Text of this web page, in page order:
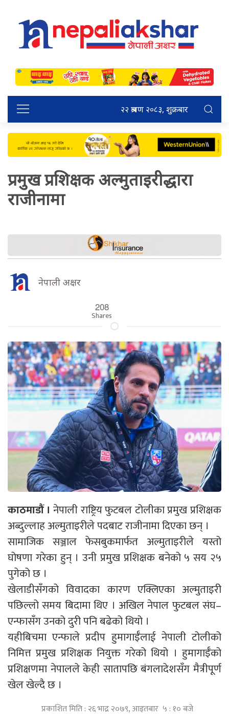
२२ श्रावण २०८३, शुक्रबार
प्रमुख प्रशिक्षक अल्मुताइरीद्धारा
राजीनामा
नेपाली अक्षर
208
Shares
काठमाडौं ।नेपाली राष्ट्रिय फुटबल टोलीका प्रमुख प्रशिक्षक
अब्दुल्लाह अल्मुताइरीले पदबाट राजीनामा दिएका छन् ।
सामाजिक सञ्जाल फेसबुकमार्फत अल्मुताइरीले यस्तो
घोषणा गरेका हुन् । उनी प्रमुख प्रशिक्षक बनेको ५ सय २५
पुगेको छ ।
खेलाडीसँगको विवादका कारण एक्लिएका अल्मुताइरी
पछिल्लो समय बिदामा थिए । अखिल नेपाल फुटबल संघ–
एन्फासँग उनको दुरी पनि बढेको थियो ।
यहीबिचमा एन्फाले प्रदीप हुमागाईँलाई नेपाली टोलीको
निमित्त प्रमुख प्रशिक्षक नियुक्त गरेको थियो । हुमागाईँको
प्रशिक्षणमा नेपालले केही सातापछि बंगलादेशसँग मैत्रीपूर्ण
खेल खेल्दै छ ।
प्रकाशित मिति : २६ भाद्र २०७९, आइतबार ५ : १० बजे